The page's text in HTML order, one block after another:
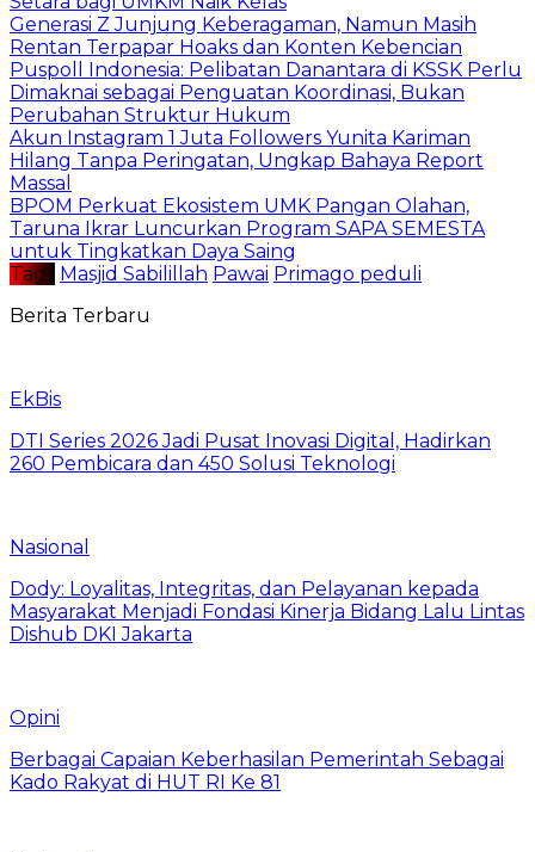
Generasi Z Junjung Keberagaman, Namun Masih
Rentan Terpapar Hoaks dan Konten Kebencian
Puspoll Indonesia: Pelibatan Danantara di KSSK Perlu
Dimaknai sebagai Penguatan Koordinasi, Bukan
Perubahan Struktur Hukum
Akun Instagram 1 Juta Followers Yunita Kariman
Hilang Tanpa Peringatan, Ungkap Bahaya Report
Massal
BPOM Perkuat Ekosistem UMK Pangan Olahan,
Taruna Ikrar Luncurkan Program SAPA SEMESTA
untuk Tingkatkan Daya Saing
Tag :
Masjid Sabilillah Pawai Primago peduli
Berita Terbaru
EkBis
DTI Series 2026 Jadi Pusat Inovasi Digital, Hadirkan
260 Pembicara dan 450 Solusi Teknologi
Nasional
Dody: Loyalitas, Integritas, dan Pelayanan kepada
Masyarakat Menjadi Fondasi Kinerja Bidang Lalu Lintas
Dishub DKI Jakarta
Opini
Berbagai Capaian Keberhasilan Pemerintah Sebagai
Kado Rakyat di HUT RI Ke 81